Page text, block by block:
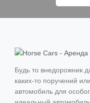
Ибица
Сьерра-Невада
Будь то внедорожник
каких-то поручений
автомобиль для